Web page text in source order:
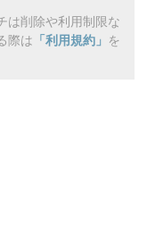
は削除や利用制限な
際は 「利用規約」 を